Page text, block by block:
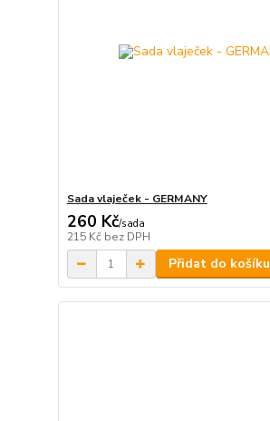
Sada vlaječek - GERMANY
260 Kč/sada
215 Kč bez DPH
Přidat do košíku